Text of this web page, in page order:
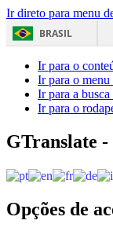
Ir direto para menu
BRASIL
Ir para o
Ir para o menu
Ir para a busca
Ir para o
GTranslate -
Opções de